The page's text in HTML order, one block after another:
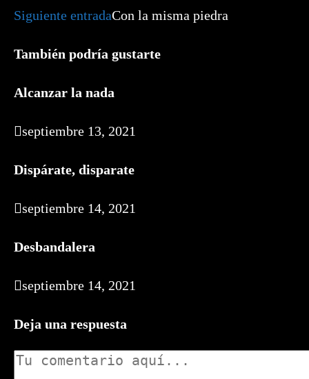
artículos
Siguiente entradaCon la misma piedra
También podría gustarte
Alcanzar la nada
septiembre 13, 2021
Dispárate, disparate
septiembre 14, 2021
Desbandalera
septiembre 14, 2021
Deja una respuesta
Comentario